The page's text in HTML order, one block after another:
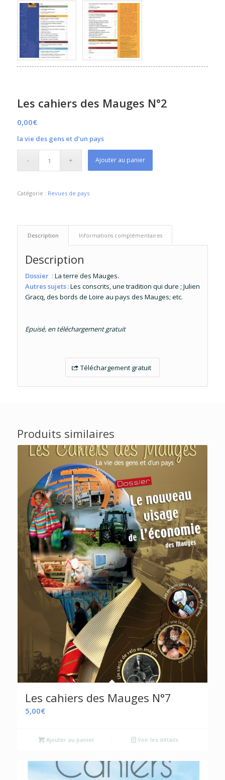
Les cahiers des Mauges N°2
0,00€
la vie des gens et d’un pays
Ajouter au panier
Catégorie : Revues de pays
Description Informations complémentaires
Description
Dossier :La terre des Mauges.
Autres sujets :Les conscrits, une tradition qui dure ; Julien
Gracq, des bords de Loire au pays des Mauges; etc.
Epuisé, en téléchargement gratuit
Téléchargement gratuit
Produits similaires
Les cahiers des Mauges N°7
5,00€
Ajouter au panier Voir les détails